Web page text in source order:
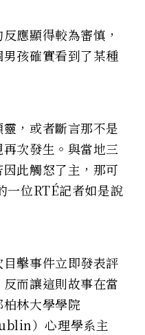
應顯得較為審慎，
孩確實看到了某種
靈，或者斷言那不是
次發生。與當地三
此觸怒了主，那可
一位RTÉ記者如是說
擊事件立即發表評
而讓這則故事在當
林大學學院
）心理學系主